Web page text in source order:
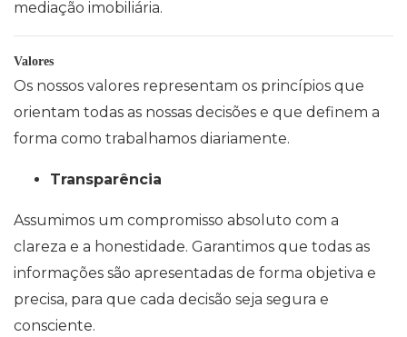
mediação imobiliária.
Valores
Os nossos valores representam os princípios que
orientam todas as nossas decisões e que definem a
forma como trabalhamos diariamente.
Transparência
Assumimos um compromisso absoluto com a
clareza e a honestidade. Garantimos que todas as
informações são apresentadas de forma objetiva e
precisa, para que cada decisão seja segura e
consciente.